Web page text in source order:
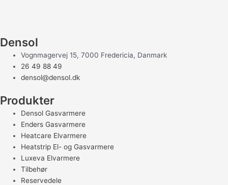
Densol
Vognmagervej 15, 7000 Fredericia, Danmark
26 49 88 49
densol@densol.dk
Produkter
Densol Gasvarmere
Enders Gasvarmere
Heatcare Elvarmere
Heatstrip El- og Gasvarmere
Luxeva Elvarmere
Tilbehør
Reservedele